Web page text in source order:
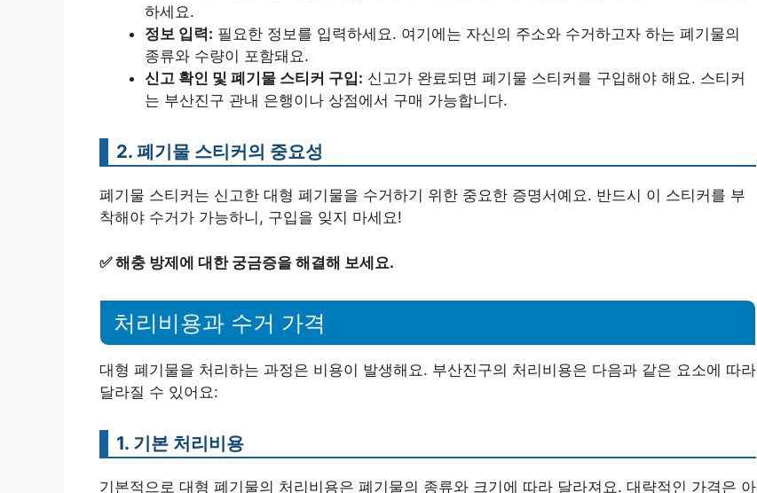
하세요.
정보 입력: 필요한 정보를 입력하세요. 여기에는 자신의 주소와 수거하고자 하는 폐기물의
종류와 수량이 포함돼요.
신고 확인 및 폐기물 스티커 구입: 신고가 완료되면 폐기물 스티커를 구입해야 해요. 스티커
는 부산진구 관내 은행이나 상점에서 구매 가능합니다.
2. 폐기물 스티커의 중요성
폐기물 스티커는 신고한 대형 폐기물을 수거하기 위한 중요한 증명서예요. 반드시 이 스티커를 부
착해야 수거가 가능하니, 구입을 잊지 마세요!
✅해충 방제에 대한 궁금증을 해결해 보세요.
처리비용과 수거 가격
대형 폐기물을 처리하는 과정은 비용이 발생해요. 부산진구의 처리비용은 다음과 같은 요소에 따라
달라질 수 있어요:
1. 기본 처리비용
기본적으로 대형 폐기물의 처리비용은 폐기물의 종류와 크기에 따라 달라져요. 대략적인 가격은 아